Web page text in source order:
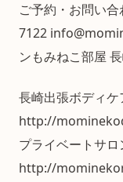
ご予約・お問い
7122
ンもみねこ部屋
長崎出張ボディ
http://
プライベートサ
http://